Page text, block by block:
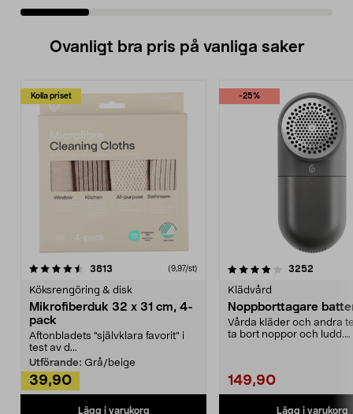
Ovanligt bra pris på vanliga saker
Kolla priset
3813 (9,97/st)
Köksrengöring & disk
Mikrofiberduk 32 x 31 cm, 4-
pack
Aftonbladets "självklara favorit” i
test av d...
Utförande: Grå/beige
39,90
Lägg i varukorg
-25%
4.0av 5 stjärnor 3252
Klädvård
Noppborttagare
Vårda kläder och andra
ta bort noppor och ludd.
149,90
Lägg i varukorg
4.5av 5 stjärnor